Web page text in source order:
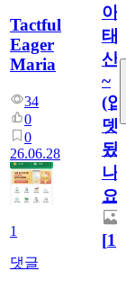
Tactful
Eager
Maria
34
0
0
26.06.28
1
댓글
아
태
산
~
(업
뎃
됬
나
요)
[1]